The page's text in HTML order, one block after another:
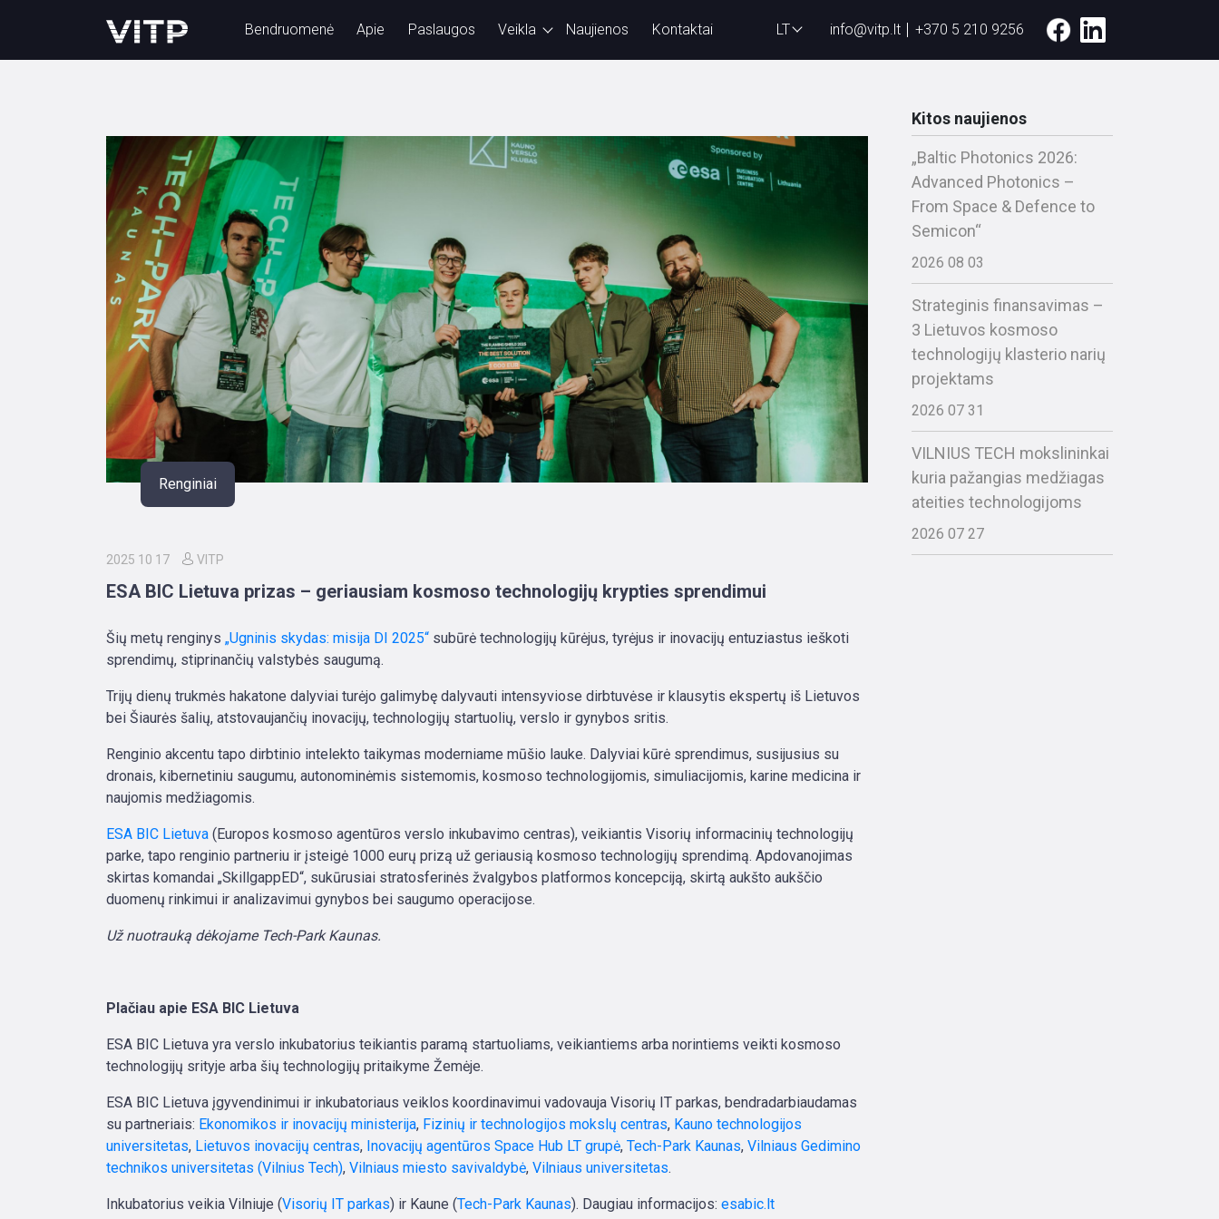
Bendruomenė Apie Paslaugos Veikla Naujienos Kontaktai LT info@vitp.lt +370 5 210 9256
Renginiai
2025 10 17 VITP
ESA BIC Lietuva prizas – geriausiam kosmoso technologijų krypties sprendimui
Šių metų renginys „Ugninis skydas: misija DI 2025“ subūrė technologijų kūrėjus, tyrėjus ir inovacijų entuziastus ieškoti
sprendimų, stiprinančių valstybės saugumą.
Trijų dienų trukmės hakatone dalyviai turėjo galimybę dalyvauti intensyviose dirbtuvėse ir klausytis ekspertų iš Lietuvos
bei Šiaurės šalių, atstovaujančių inovacijų, technologijų startuolių, verslo ir gynybos sritis.
Renginio akcentu tapo dirbtinio intelekto taikymas moderniame mūšio lauke. Dalyviai kūrė sprendimus, susijusius su
dronais, kibernetiniu saugumu, autonominėmis sistemomis, kosmoso technologijomis, simuliacijomis, karine medicina ir
naujomis medžiagomis.
ESA BIC Lietuva (Europos kosmoso agentūros verslo inkubavimo centras), veikiantis Visorių informacinių technologijų
parke, tapo renginio partneriu ir įsteigė 1000 eurų prizą už geriausią kosmoso technologijų sprendimą. Apdovanojimas
skirtas komandai „SkillgappED“, sukūrusiai stratosferinės žvalgybos platformos koncepciją, skirtą aukšto aukščio
duomenų rinkimui ir analizavimui gynybos bei saugumo operacijose.
Už nuotrauką dėkojame Tech-Park Kaunas.
Plačiau apie ESA BIC Lietuva
ESA BIC Lietuva yra verslo inkubatorius teikiantis paramą startuoliams, veikiantiems arba norintiems veikti kosmoso
technologijų srityje arba šių technologijų pritaikyme Žemėje.
ESA BIC Lietuva įgyvendinimui ir inkubatoriaus veiklos koordinavimui vadovauja Visorių IT parkas, bendradarbiaudamas
su partneriais: Ekonomikos ir inovacijų ministerija, Fizinių ir technologijos mokslų centras, Kauno technologijos
universitetas, Lietuvos inovacijų centras, Inovacijų agentūros Space Hub LT grupė, Tech-Park Kaunas, Vilniaus Gedimino
technikos universitetas (Vilnius Tech), Vilniaus miesto savivaldybė, Vilniaus universitetas.
Inkubatorius veikia Vilniuje (Visorių IT parkas) ir Kaune (Tech-Park Kaunas). Daugiau informacijos: esabic.lt
Kitos naujienos
„Baltic Photonics 2026:
Advanced Photonics –
From Space & Defence to
Semicon“
2026 08 03
Strateginis finansavimas –
3 Lietuvos kosmoso
technologijų klasterio narių
projektams
2026 07 31
VILNIUS TECH mokslininkai
kuria pažangias medžiagas
ateities technologijoms
2026 07 27